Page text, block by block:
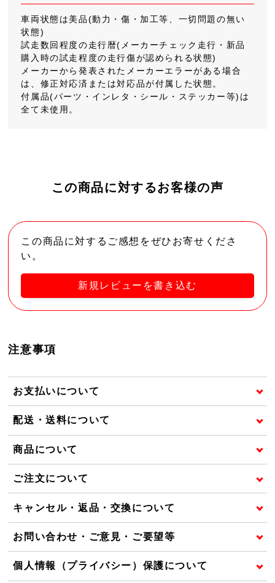
車両状態は美品(動力・傷・加工等、一切問題の無い
状態)
試走数回程度の走行暦(メーカーチェック走行・新品
購入時の試走程度の走行傷が認められる状態)
メーカーから発表されたメーカーエラーがある場合
は、修正対応済または対応品が付属した状態。
付属品(パーツ・インレタ・シール・ステッカー等)は
全て未使用。
この商品に対するお客様の声
この商品に対するご感想をぜひお寄せくださ
い。
新規レビューを書き込む
注意事項
お支払いについて
配送・送料について
商品について
ご注文について
キャンセル・返品・交換について
お問い合わせ・ご意見・ご要望等
個人情報（プライバシー）保護について